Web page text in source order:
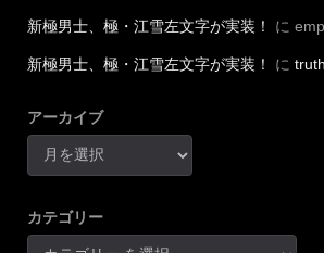
新極男士、極・江雪左文字が実装！ に emp
新極男士、極・江雪左文字が実装！ に truth
アーカイブ
カテゴリー